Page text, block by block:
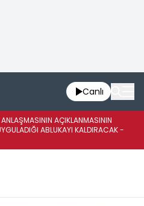
Canlı
AÇIKLANMASININ
ABLUKAYI KALDIRACAK -